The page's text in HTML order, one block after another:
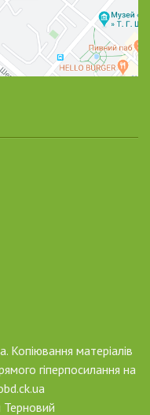
матеріалів
гіперпосилання на
Терновий